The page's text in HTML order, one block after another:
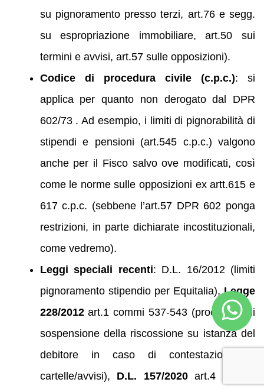
su pignoramento presso terzi, art.76 e segg.
su espropriazione immobiliare, art.50 sui
termini e avvisi, art.57 sulle opposizioni).
Codice di procedura civile (c.p.c.): si
applica per quanto non derogato dal DPR
602/73 . Ad esempio, i limiti di pignorabilità di
stipendi e pensioni (art.545 c.p.c.) valgono
anche per il Fisco salvo ove modificati, così
come le norme sulle opposizioni ex artt.615 e
617 c.p.c. (sebbene l’art.57 DPR 602 ponga
restrizioni, in parte dichiarate incostituzionali,
come vedremo).
Leggi speciali recenti: D.L. 16/2012 (limiti
pignoramento stipendio per Equitalia),Legge
228/2012art.1 commi 537-543 (procedura di
sospensione della riscossione su istanza del
debitore in caso di contestazioni su
cartelle/avvisi), D.L. 157/2020art.4 (nuove